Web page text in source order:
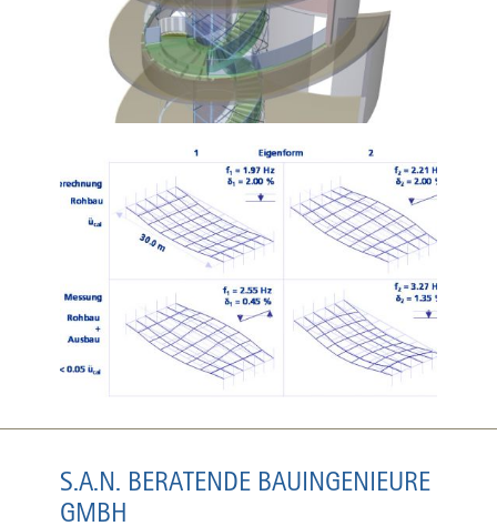
S.A.N. BERATENDE BAUINGENIEURE
GMBH